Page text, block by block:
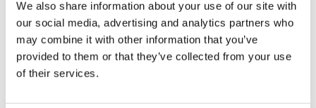
We also share information about your use of our site with
our social media, advertising and analytics partners who
may combine it with other information that you’ve
provided to them or that they’ve collected from your use
of their services.
indicatie van jouw studieplan? Stuur dan je cijferlijsten
van al je vooropleidingen en vakomschrijvingen met
ECTS naarIPMAccountancy@nyenrode.nl.
Op zoek naar een baan?
Bekijk hieronder de vacatures van